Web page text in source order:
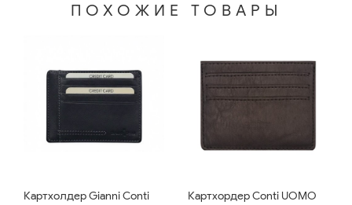
ПОХОЖИЕ ТОВАРЫ
Картхолдер Gianni Conti
Картхордер Conti UOMO